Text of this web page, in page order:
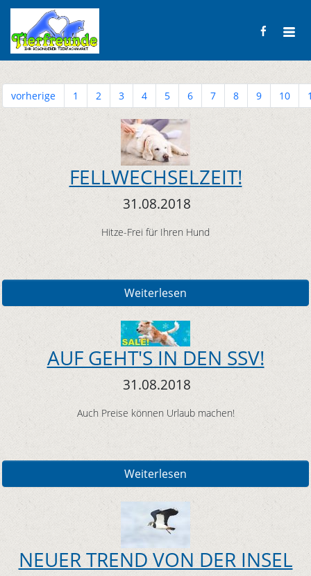
vorherige 1 2 3 4 5 6 7 8 9 10
FELLWECHSELZEIT!
31.08.2018
Hitze-Frei für Ihren Hund
Weiterlesen
AUF GEHT'S IN DEN SSV!
31.08.2018
Auch Preise können Urlaub machen!
Weiterlesen
NEUER TREND VON DER INSEL